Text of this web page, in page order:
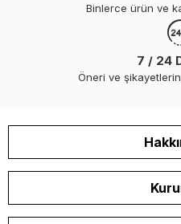
Binlerce ürün ve
7 / 24
Öneri ve